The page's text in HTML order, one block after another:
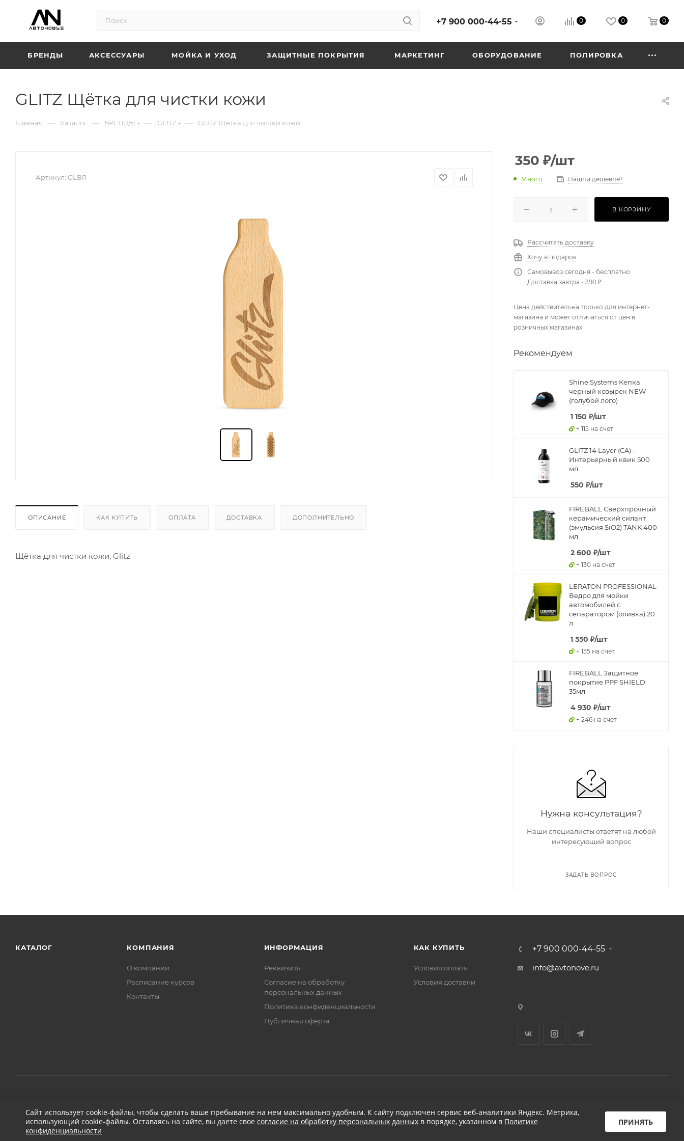
+7 900 000-44-55 0 0 0
БРЕНДЫ АКСЕССУАРЫ МОЙКА И УХОД ЗАЩИТНЫЕ ПОКРЫТИЯ МАРКЕТИНГ ОБОРУДОВАНИЕ ПОЛИРОВКА
GLITZ Щётка для чистки кожи
Главная — Каталог — БРЕНДЫ — GLITZ — GLITZ Щётка для чистки кожи
Артикул: GLBR
ОПИСАНИЕ КАК КУПИТЬ ОПЛАТА ДОСТАВКА ДОПОЛНИТЕЛЬНО
Щётка для чистки кожи, Glitz
350 ₽/шт
Много Нашли дешевле?
В КОРЗИНУ
Рассчитать доставку
Хочу в подарок
Самовывоз сегодня - бесплатно
Доставка завтра - 390 ₽
Цена действительна только для интернет-
магазина и может отличаться от цен в
розничных магазинах
Рекомендуем
Shine Systems Кепка
черный козырек NEW
(голубой лого)
1 150 ₽/шт
+ 115 на счет
GLITZ 14 Layer (CA) -
Интерьерный квик 500
мл
550 ₽/шт
FIREBALL Сверхпрочный
керамический силант
(эмульсия SiO2) TANK 400
мл
2 600 ₽/шт
+ 130 на счет
LERATON PROFESSIONAL
Ведро для мойки
автомобилей с
сепаратором (оливка) 20
л
1 550 ₽/шт
+ 155 на счет
FIREBALL Защитное
покрытие PPF SHIELD
35мл
4 930 ₽/шт
+ 246 на счет
Нужна консультация?
Наши специалисты ответят на любой
интересующий вопрос
ЗАДАТЬ ВОПРОС
КАТАЛОГ КОМПАНИЯ
О компании
Расписание курсов
Контакты
ИНФОРМАЦИЯ
Реквизиты
Соглаcие на обработку
персональных данных
Политика конфиденциальности
Публичная оферта
КАК КУПИТЬ
Условия оплаты
Условия доставки
+7 900 000-44-55
info@avtonove.ru
2026 © ДЕТЕЙЛИНГ-МАРКЕТ АВТОНОВЬЕ Разработано в KAPUSTA LAB
Сайт использует cookie-файлы, чтобы сделать ваше пребывание на нем максимально удобным. К cайту подключен сервис веб-аналитики Яндекс. Метрика,
использующий cookie-файлы. Оставаясь на сайте, вы даете свое согласие на обработку персональных данных в порядке, указанном в Политике
конфиденциальности
ПРИНЯТЬ